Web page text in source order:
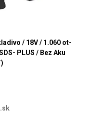
/ 18V / 1.060 ot-
PLUS / Bez Aku